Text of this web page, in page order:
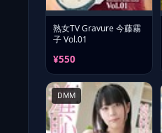
熟女TV Gravure 今藤霧
子 Vol.01
¥550
DMM